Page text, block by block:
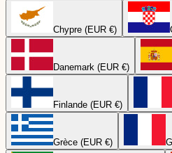
Chypre (EUR €)
Danemark (EUR €)
Finlande (EUR €)
Grèce (EUR €)